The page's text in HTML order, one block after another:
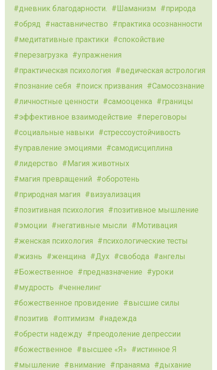
дневник благодарности.
Шаманизм
природа
обряд
наставничество
практика осознанности
медитативные практики
спокойствие
перезагрузка
упражнения
практическая психология
ведическая астрология
познание себя
поиск призвания
Самосознание
личностные ценности
самооценка
границы
эффективное взаимодействие
переговоры
социальные навыки
стрессоустойчивость
управление эмоциями
самодисциплина
лидерство
Магия животных
магия превращений
оборотень
природная магия
визуализация
позитивная психология
позитивное мышление
эмоции
негативные мысли
Мотивация
женская психология
психологические тесты
жизнь
женщина Дух свобода
ангелы
Божественное
предназначение
уроки
мудрость
ченнелинг
божественное провидение
высшие силы
позитив
оптимизм
надежда
обрести надежду
преодоление депрессии
божественное
высшее «Я»
истинное Я
мышление
внимание пранаяма
дыхание